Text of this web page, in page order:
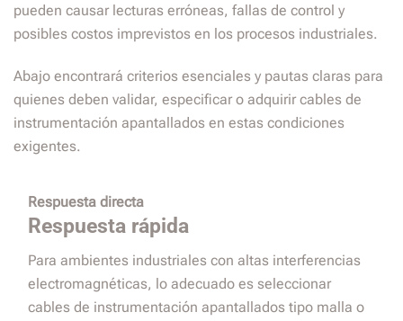
pueden causar lecturas erróneas, fallas de control y
posibles costos imprevistos en los procesos industriales.
Abajo encontrará criterios esenciales y pautas claras para
quienes deben validar, especificar o adquirir cables de
instrumentación apantallados en estas condiciones
exigentes.
Respuesta directa
Respuesta rápida
Para ambientes industriales con altas interferencias
electromagnéticas, lo adecuado es seleccionar
cables de instrumentación apantallados tipo malla o